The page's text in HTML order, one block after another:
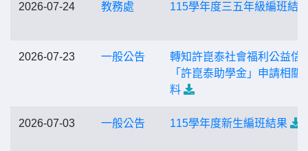
2026-07-24 教務處 115學年度三五年級編班結
2026-07-23 一般公告
轉知許崑泰社會福利公益信
「許崑泰助學金」申請相關
料
2026-07-03 一般公告 115學年度新生編班結果